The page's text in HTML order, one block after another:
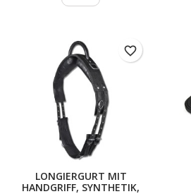
LONGIERGURT MIT
HANDGRIFF, SYNTHETIK,
favorite_border